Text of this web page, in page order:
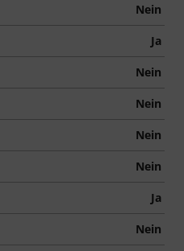
Nein
Ja
Nein
Nein
Nein
Nein
Ja
Nein